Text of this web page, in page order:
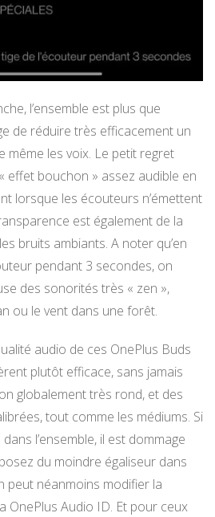
l’ensemble est plus que
de réduire très efficacement un
même les voix. Le petit regret
effet bouchon » assez audible en
lorsque les écouteurs n’émettent
est également de la
bruits ambiants. A noter qu’en
pendant 3 secondes, on
des sonorités très « zen »,
ou le vent dans une forêt.
audio de ces OnePlus Buds
plutôt efficace, sans jamais
globalement très rond, et des
tout comme les médiums. Si
l’ensemble, il est dommage
du moindre égaliseur dans
peut néanmoins modifier la
OnePlus Audio ID. Et pour ceux